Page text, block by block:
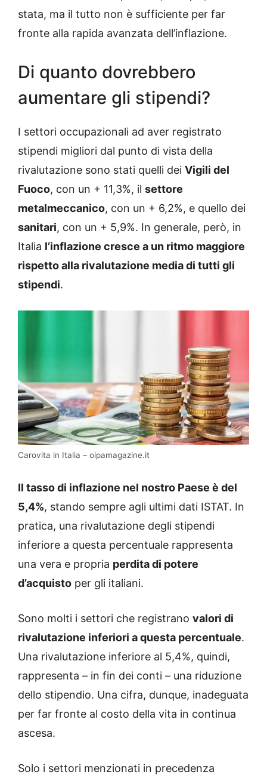
stata, ma il tutto non è sufficiente per far
fronte alla rapida avanzata dell’inflazione.
Di quanto dovrebbero
aumentare gli stipendi?
I settori occupazionali ad aver registrato
stipendi migliori dal punto di vista della
rivalutazione sono stati quelli dei Vigili del
Fuoco, con un + 11,3%, il settore
metalmeccanico, con un + 6,2%, e quello dei
sanitari, con un + 5,9%. In generale, però, in
Italia l’inflazione cresce a un ritmo maggiore
rispetto alla rivalutazione media di tutti gli
stipendi.
Carovita in Italia – oipamagazine.it
Il tasso di inflazione nel nostro Paese è del
5,4%, stando sempre agli ultimi dati ISTAT. In
pratica, una rivalutazione degli stipendi
inferiore a questa percentuale rappresenta
una vera e propria perdita di potere
d’acquisto per gli italiani.
Sono molti i settori che registrano valori di
rivalutazione inferiori a questa percentuale.
Una rivalutazione inferiore al 5,4%, quindi,
rappresenta – in fin dei conti – una riduzione
dello stipendio. Una cifra, dunque, inadeguata
per far fronte al costo della vita in continua
ascesa.
Solo i settori menzionati in precedenza